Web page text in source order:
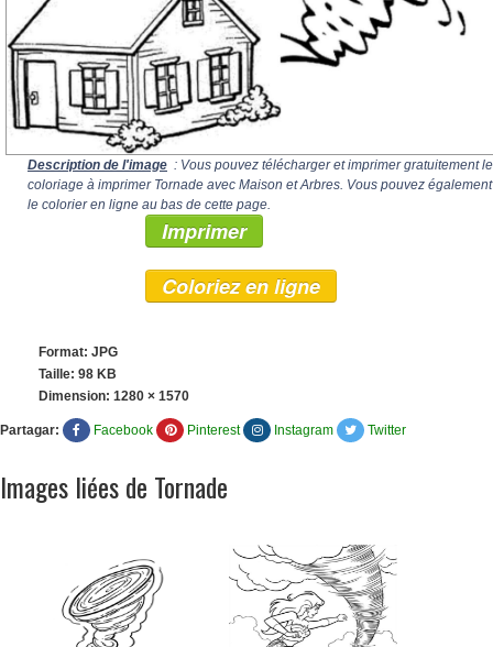
Description de l'image : Vous pouvez télécharger et imprimer gratuitement le
coloriage à imprimer Tornade avec Maison et Arbres. Vous pouvez également
le colorier en ligne au bas de cette page.
Imprimer
Coloriez en ligne
Format: JPG
Taille: 98 KB
Dimension: 1280 × 1570
Partagar: Facebook Pinterest Instagram Twitter
Images liées de Tornade